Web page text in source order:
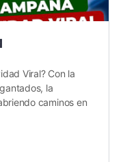
Viral? Con la
la
caminos en